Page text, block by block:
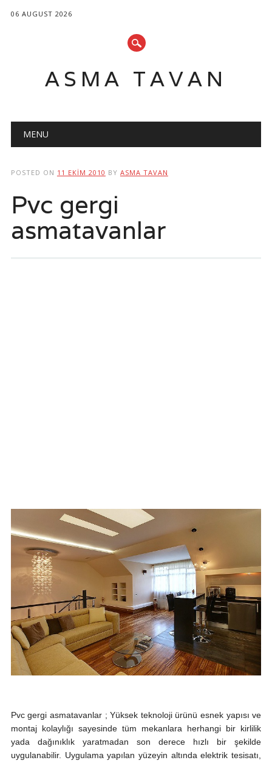
06 AUGUST 2026
ASMA TAVAN
Main menu
MENU
POSTED ON 11 EKIM 2010 BY ASMA TAVAN
Pvc gergi
asmatavanlar
Pvc gergi asmatavanlar ; Yüksek teknoloji ürünü esnek yapısı ve
montaj kolaylığı sayesinde tüm mekanlara herhangi bir kirlilik
yada dağınıklık yaratmadan son derece hızlı bir şekilde
uygulanabilir. Uygulama yapılan yüzeyin altında elektrik tesisatı,